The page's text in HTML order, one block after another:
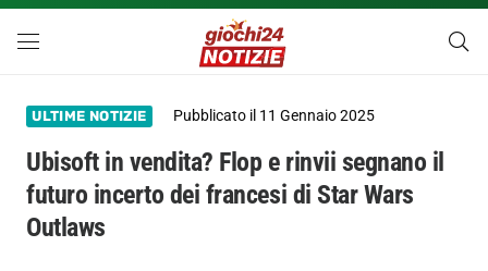
ULTIME NOTIZIE Pubblicato il 11 Gennaio 2025
Ubisoft in vendita? Flop e rinvii segnano il
futuro incerto dei francesi di Star Wars
Outlaws